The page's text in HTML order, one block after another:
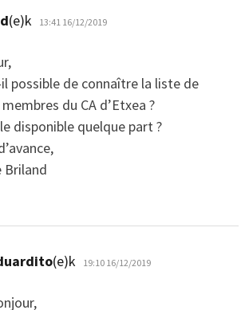
(e)k dio:
13:41 16/12/2019
possible de connaître la liste de
du CA d’Etxea ?
disponible quelque part ?
Briland
(e)k dio:
19:10 16/12/2019